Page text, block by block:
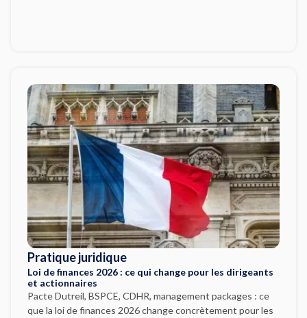
Pratique juridique
Loi de finances 2026 : ce qui change pour les dirigeants
et actionnaires
Pacte Dutreil, BSPCE, CDHR, management packages : ce
que la loi de finances 2026 change concrètement pour les